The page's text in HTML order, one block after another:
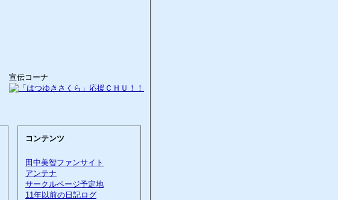
宣伝コーナ
コンテンツ
田中美智ファンサイト
アンテナ
サークルページ予定地
11年以前の日記ログ